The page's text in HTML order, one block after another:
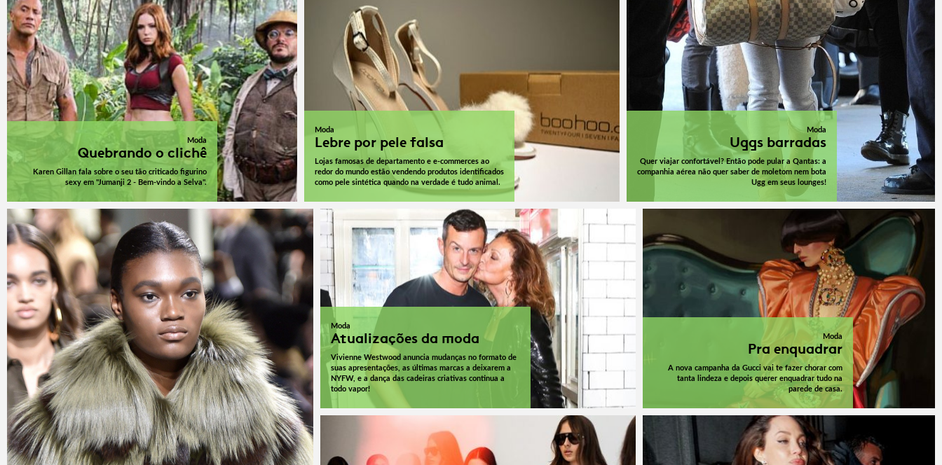
Moda
Quebrando o clichê
Karen Gillan fala sobre o seu tão criticado figurino
sexy em "Jumanji 2 - Bem-vindo a Selva".
Moda
Lebre por pele falsa
Lojas famosas de departamento e e-commerces ao
redor do mundo estão vendendo produtos identificados
como pele sintética quando na verdade é tudo animal.
Moda
Uggs barradas
Quer viajar confortável? Então pode pular a Qantas: a
companhia aérea não quer saber de moletom nem bota
Ugg em seus lounges!
Moda
Atualizações da moda
Vivienne Westwood anuncia mudanças no formato de
suas apresentações, as últimas marcas a deixarem a
NYFW, e a dança das cadeiras criativas continua a
todo vapor!
Moda
Pra enquadrar
A nova campanha da Gucci vai te fazer chorar com
tanta lindeza e depois querer enquadrar tudo na
parede de casa.